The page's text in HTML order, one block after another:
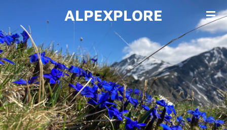
au
contenu
principal
ALPEXPLORE